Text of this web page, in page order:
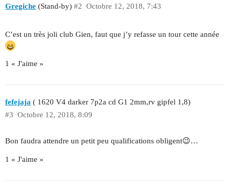
Gregiche (Stand-by) Octobre 12, 2018, 7:43
#2
C’est un très joli club Gien, faut que j’y refasse un tour cette année
1 « J'aime »
fefejaja ( 1620 V4 darker 7p2a cd G1 2mm,rv gipfel 1,8)
Octobre 12, 2018, 8:09
#3
Bon faudra attendre un petit peu qualifications obligent😉…
1 « J'aime »